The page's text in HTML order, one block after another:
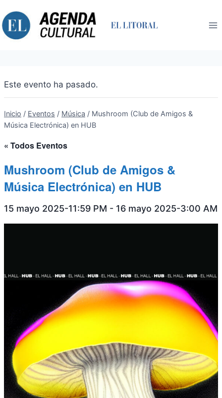
al
contenido
Este evento ha pasado.
Inicio / Eventos / Música / Mushroom (Club de Amigos &
Música Electrónica) en HUB
« Todos Eventos
Mushroom (Club de Amigos &
Música Electrónica) en HUB
15 mayo 2025-11:59 PM - 16 mayo 2025-3:00 AM